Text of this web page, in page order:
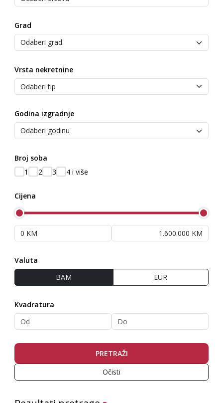
Grad
Vrsta nekretnine
Godina izgradnje
Broj soba
1
2 3 4 i više
Cijena
Valuta
BAM
EUR
Kvadratura
PRETRAŽI
Očisti